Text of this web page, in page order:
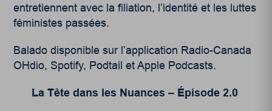
entretiennent avec la filiation, l’identité et les luttes
féministes passées.
Balado disponible sur l’application Radio-Canada
OHdio, Spotify, Podtail et Apple Podcasts.
La Tête dans les Nuances – Épisode 2.0